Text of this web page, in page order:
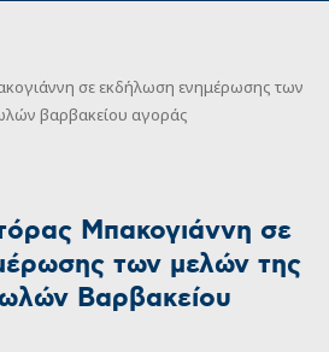
σε εκδήλωση ενημέρωσης των
βαρβακείου αγοράς
Μπακογιάννη σε
των μελών της
Βαρβακείου